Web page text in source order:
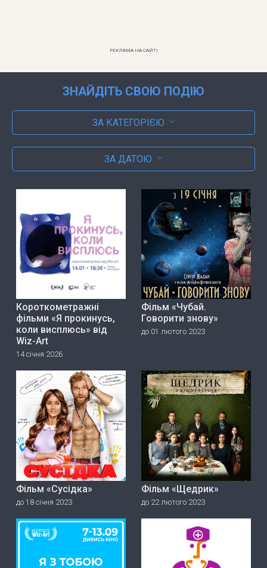
РЕКЛАМА НА САЙТІ
ЗНАЙДІТЬ СВОЮ ПОДІЮ
ЗА КАТЕГОРІЄЮ
ЗА ДАТОЮ
Короткометражні
фільми «Я прокинусь,
коли висплюсь» від
Wiz-Art
14 січня 2026
Фільм «Чубай.
Говорити знову»
до 01 лютого 2023
Фільм «Сусідка»
до 18 січня 2023
Фільм «Щедрик»
до 22 лютого 2023